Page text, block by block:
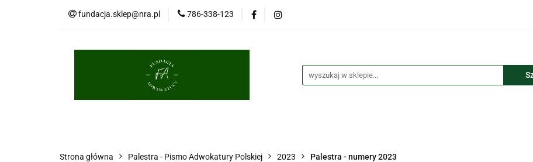
fundacja.sklep@nra.pl 786-338-123
Palestra Porcelana
Strona główna Palestra - Pismo Adwokatury Polskiej 2023 Palestra - numery 2023